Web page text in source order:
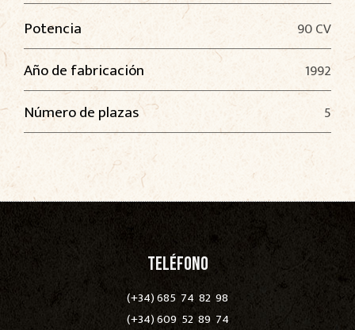
Potencia 90 CV
Año de fabricación 1992
Número de plazas 5
Teléfono
(+34) 685 74 82 98
(+34) 609 52 89 74